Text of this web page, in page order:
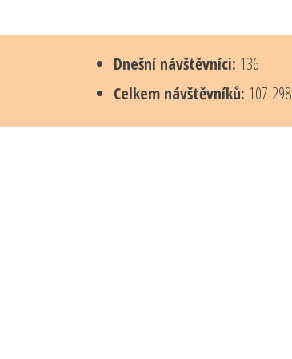
Dnešní návštěvníci: 136
Celkem návštěvníků: 107 298